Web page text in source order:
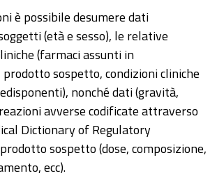
è possibile desumere dati
(età e sesso), le relative
(farmaci assunti in
sospetto, condizioni cliniche
nonché dati (gravità,
avverse codificate attraverso
Dictionary of Regulatory
sospetto (dose, composizione,
ecc).